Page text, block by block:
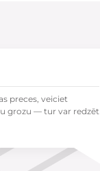
preces, veiciet
grozu — tur var redzēt